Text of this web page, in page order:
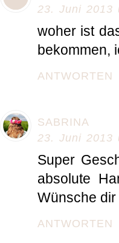
23. Juni 2013
woher ist
bekommen,
ANTWORTEN
SABRINA
23. Juni 2013
Super
absolute
Wünsche
ANTWORTEN